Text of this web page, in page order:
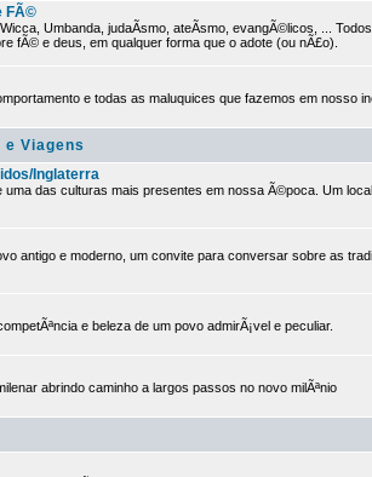
FÃ©
Umbanda, judaÃ­smo, ateÃ­smo, evangÃ©licos, ...
fÃ© e deus, em qualquer forma que o adote (ou nÃ£o).
e todas as maluquices que fazemos em nosso
Viagens
Inglaterra
uma das culturas mais presentes em nossa Ã©poca. Um
antigo e moderno, um convite para conversar sobre as
e beleza de um povo admirÃ¡vel e peculiar.
abrindo caminho a largos passos no novo milÃªnio